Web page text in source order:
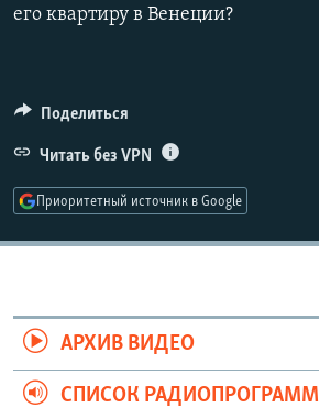
его квартиру в Венеции?
Поделиться
Читать без VPN
Приоритетный источник в Google
АРХИВ ВИДЕО
СПИСОК РАДИОПРОГРАММ